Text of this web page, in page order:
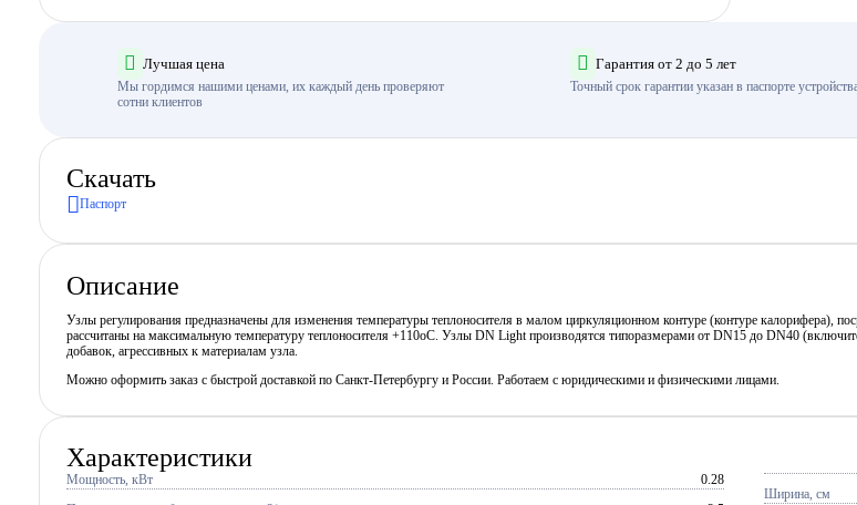
Лучшая цена
Мы гордимся нашими ценами, их каждый день проверяют
сотни клиентов
Гарантия от 2 до 5 лет
Точный срок гарантии указан в паспорте
Скачать
Паспорт
Описание
Узлы регулирования предназначены для изменения температуры теплоносителя в малом циркуляционном контуре (контуре калорифера),
рассчитаны на максимальную температуру теплоносителя +110оС. Узлы DN Light производятся типоразмерами от DN15 до DN40
добавок, агрессивных к материалам узла.
Можно оформить заказ с быстрой доставкой по Санкт-Петербургу и России. Работаем с юридическими и физическими лицами.
Характеристики
Мощность, кВт 0.28
Ширина, см